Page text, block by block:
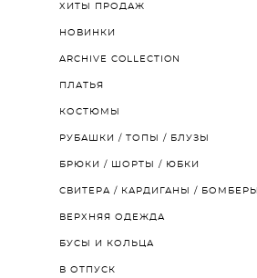
ХИТЫ ПРОДАЖ
НОВИНКИ
ARCHIVE COLLECTION
ПЛАТЬЯ
КОСТЮМЫ
РУБАШКИ / ТОПЫ / БЛУЗЫ
БРЮКИ / ШОРТЫ / ЮБКИ
СВИТЕРА / КАРДИГАНЫ / БОМБЕРЫ
ВЕРХНЯЯ ОДЕЖДА
БУСЫ И КОЛЬЦА
В ОТПУСК